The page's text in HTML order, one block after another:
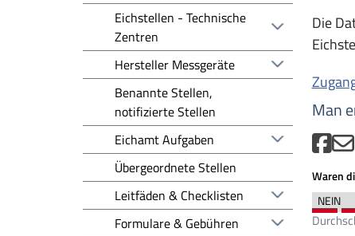
Die
Man
Waren
Eichstellen - Technische
Zentren
Hersteller Messgeräte
Benannte Stellen,
notifizierte Stellen
Eichamt Aufgaben
Übergeordnete Stellen
Leitfäden & Checklisten
Formulare & Gebühren